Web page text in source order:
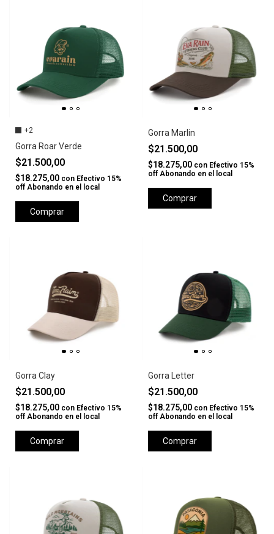
+2
Gorra Roar Verde
$21.500,00
$18.275,00 con Efectivo 15%
off Abonando en el local
Comprar
Gorra Marlin
$21.500,00
$18.275,00 con Efectivo 15%
off Abonando en el local
Comprar
Gorra Clay
$21.500,00
$18.275,00 con Efectivo 15%
off Abonando en el local
Comprar
Gorra Letter
$21.500,00
$18.275,00 con Efectivo 15%
off Abonando en el local
Comprar